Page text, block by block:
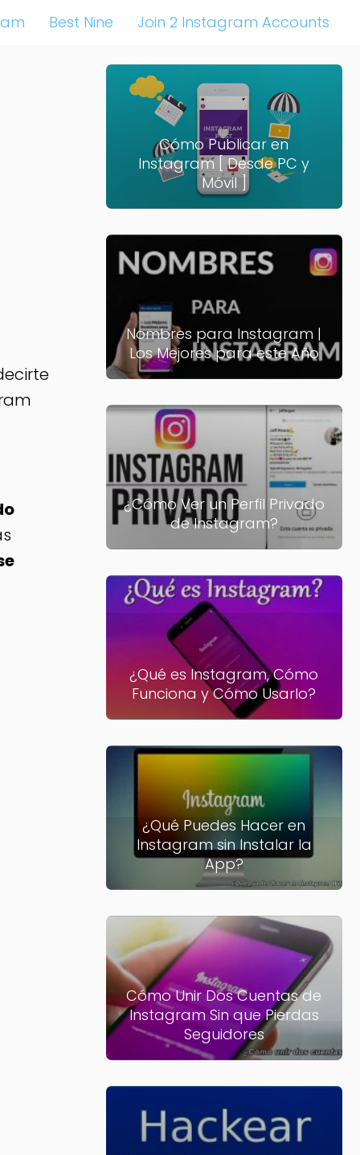
Best Nine Join 2 Instagram Accounts
Cómo Publicar en
Instagram [ Desde PC y
Móvil ]
Nombres para Instagram |
Los Mejores para este Año
¿Cómo Ver un Perfil Privado
de Instagram?
¿Qué es Instagram, Cómo
Funciona y Cómo Usarlo?
¿Qué Puedes Hacer en
Instagram sin Instalar la
App?
Cómo Unir Dos Cuentas de
Instagram Sin que Pierdas
Seguidores